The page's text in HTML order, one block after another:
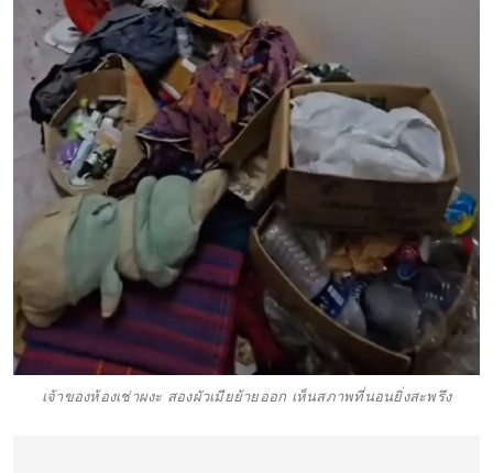
เจ้าของห้องเช่าผงะ สองผัวเมียย้ายออก เห็นสภาพที่นอนยิ่งสะพรึง